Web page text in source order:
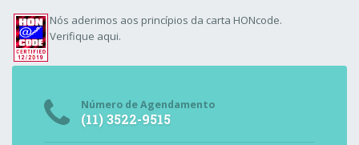
Nós aderimos aos princípios da carta HONcode.
Verifique aqui.
Número de Agendamento
(11) 3522-9515